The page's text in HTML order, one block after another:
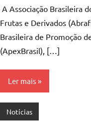
A Associação Brasileira
Frutas e Derivados
Brasileira de Promoção
(ApexBrasil), […]
Ler mais
Notícias